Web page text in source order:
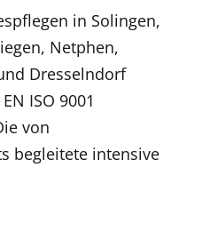
in Solingen,
Netphen,
Dresselndorf
ISO 9001
von
begleitete intensive